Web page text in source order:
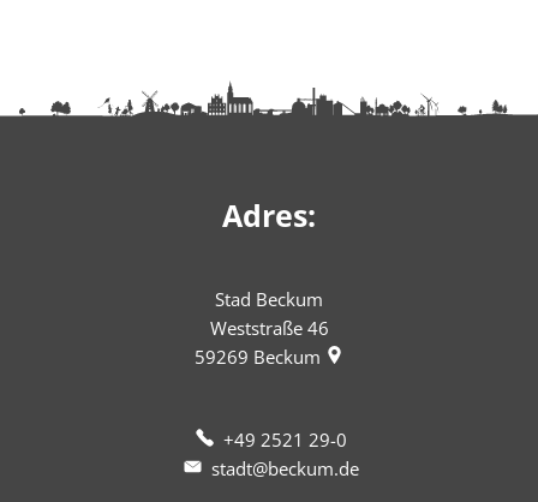
Adres:
Stad Beckum
Weststraße 46
59269 Beckum
+49 2521 29-0
stadt@beckum.de